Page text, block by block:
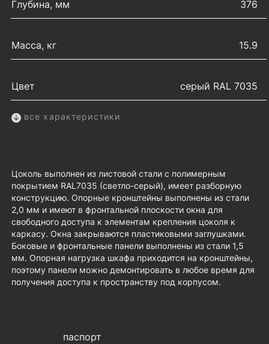
Глубина, мм 376
Масса, кг 15.9
Цвет серый RAL 7035
все характеристики
Цоколь выполнен из листовой стали с полимерным
покрытием RAL7035 (светло-серый), имеет разборную
конструкцию. Опорные кронштейны выполнены из стали
2,0 мм и имеют в фронтальной плоскости окна для
свободного доступа к элементам крепления цоколя к
каркасу. Окна закрываются пластиковыми заглушками.
Боковые и фронтальные панели выполнены из стали 1,5
мм. Опорная нагрузка шкафа приходится на кронштейны,
поэтому панели можно демонтировать в любое время для
получения доступа к пространству под корпусом.
паспорт